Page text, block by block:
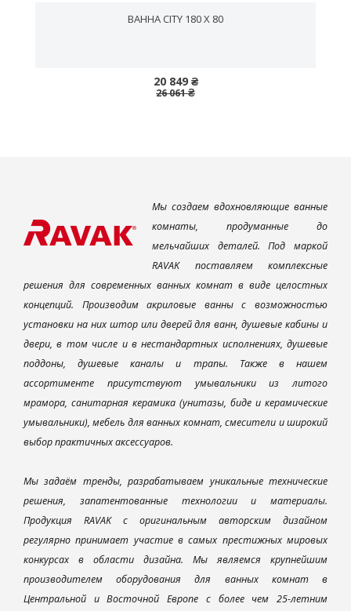
ВАННА CITY 180 X 80
20 849 ₴
26 061 ₴
Мы создаем вдохновляющие ванные
комнаты, продуманные до
мельчайших деталей. Под маркой
RAVAK поставляем комплексные
решения для современных ванных комнат в виде целостных
концепций. Производим акриловые ванны с возможностью
установки на них штор или дверей для ванн, душевые кабины и
двери, в том числе и в нестандартных исполнениях, душевые
поддоны, душевые каналы и трапы. Также в нашем
ассортименте присутствуют умывальники из литого
мрамора, санитарная керамика (унитазы, биде и керамические
умывальники), мебель для ванных комнат, смесители и широкий
выбор практичных аксессуаров.
Мы задаём тренды, разрабатываем уникальные технические
решения, запатентованные технологии и материалы.
Продукция RAVAK с оригинальным авторским дизайном
регулярно принимает участие в самых престижных мировых
конкурсах в области дизайна. Мы являемся крупнейшим
производителем оборудования для ванных комнат в
Центральной и Восточной Европе с более чем 25-летним